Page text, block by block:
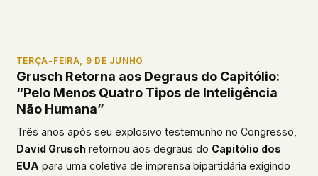
TERÇA-FEIRA, 9 DE JUNHO
Grusch Retorna aos Degraus do Capitólio:
“Pelo Menos Quatro Tipos de Inteligência
Não Humana”
Três anos após seu explosivo testemunho no Congresso,
David Gruschretornou aos degraus do Capitólio dos
EUA para uma coletiva de imprensa bipartidária exigindo